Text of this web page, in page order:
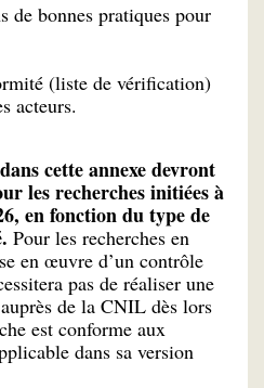
de bonnes pratiques pour
(liste de vérification)
acteurs.
cette annexe devront
les recherches initiées à
en fonction du type de
Pour les recherches en
en œuvre d’un contrôle
pas de réaliser une
de la CNIL dès lors
est conforme aux
dans sa version